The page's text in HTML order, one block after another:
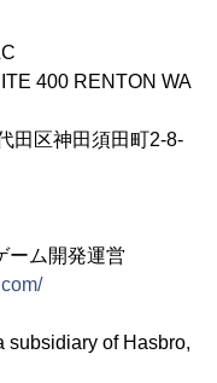
400 RENTON WA
神田須田町2-8-
ーム開発運営
subsidiary of Hasbro,